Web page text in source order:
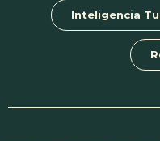
Inteligencia